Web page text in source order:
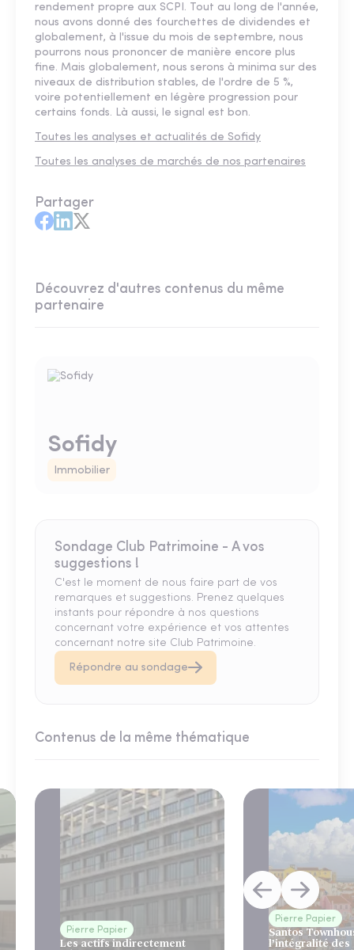
rendement propre aux SCPI. Tout au long de l'année,
nous avons donné des fourchettes de dividendes et
globalement, à l'issue du mois de septembre, nous
pourrons nous prononcer de manière encore plus
fine. Mais globalement, nous serons à minima sur des
niveaux de distribution stables, de l'ordre de 5 %,
voire potentiellement en légère progression pour
certains fonds. Là aussi, le signal est bon.
Toutes les analyses et actualités de Sofidy
Toutes les analyses de marchés de nos partenaires
Partager
Découvrez d'autres contenus du même
partenaire
Sofidy
Immobilier
Sondage Club Patrimoine - A vos
suggestions !
C'est le moment de nous faire part de vos
remarques et suggestions. Prenez quelques
instants pour répondre à nos questions
concernant votre expérience et vos attentes
concernant notre site Club Patrimoine.
Répondre au sondage
Contenus de la même thématique
Pierre Papier
Les actifs indirectement
Pierre Papier
Santos
l’intégralité des